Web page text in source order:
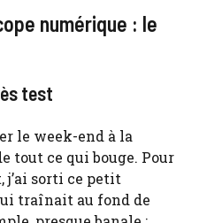
numérique : le
test
le week-end à la
tout ce qui bouge. Pour
sorti ce petit
traînait au fond de